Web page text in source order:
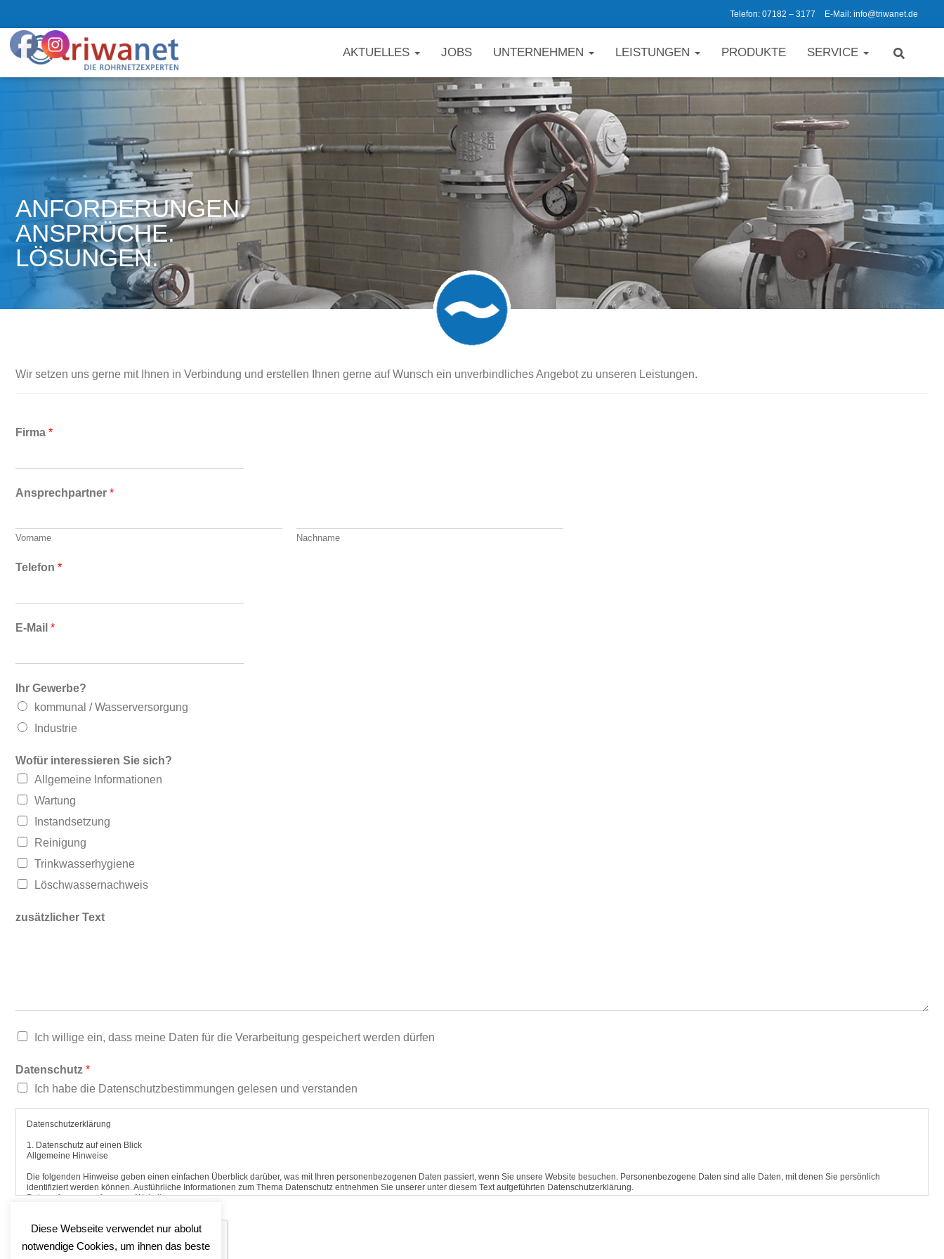
Telefon: 07182 – 3177 E-Mail: info@triwanet.de
AKTUELLES JOBS UNTERNEHMEN LEISTUNGEN PRODUKTE SERVICE
ANFORDERUNGEN.
ANSPRÜCHE.
LÖSUNGEN.
Wir setzen uns gerne mit Ihnen in Verbindung und erstellen Ihnen gerne auf Wunsch ein unverbindliches Angebot zu unseren Leistungen.
Firma *
Ansprechpartner *
Vorname Nachname
Telefon *
E-Mail *
Ihr Gewerbe?
kommunal / Wasserversorgung
Industrie
Wofür interessieren Sie sich?
Allgemeine Informationen
Wartung
Instandsetzung
Reinigung
Trinkwasserhygiene
Löschwassernachweis
zusätzlicher Text
Ich willige ein, dass meine Daten für die Verarbeitung gespeichert werden dürfen
Datenschutz *
Ich habe die Datenschutzbestimmungen gelesen und verstanden
Datenschutzerklärung
1. Datenschutz auf einen Blick
Allgemeine Hinweise
Die folgenden Hinweise geben einen einfachen Überblick darüber, was mit Ihren personenbezogenen Daten passiert, wenn Sie unsere Website besuchen. Personenbezogene Daten sind alle Daten, mit denen Sie persönlich
identifiziert werden können. Ausführliche Informationen zum Thema Datenschutz entnehmen Sie unserer unter diesem Text aufgeführten Datenschutzerklärung.
Datenerfassung auf unserer Website
Die Datenverarbeitung auf dieser Website erfolgt durch den Websitebetreiber. Dessen Kontaktdaten können Sie dem Impressum dieser Website entnehmen.
Wie erfassen wir Ihre Daten?
Diese Webseite verwendet nur abolut
notwendige Cookies, um ihnen das beste